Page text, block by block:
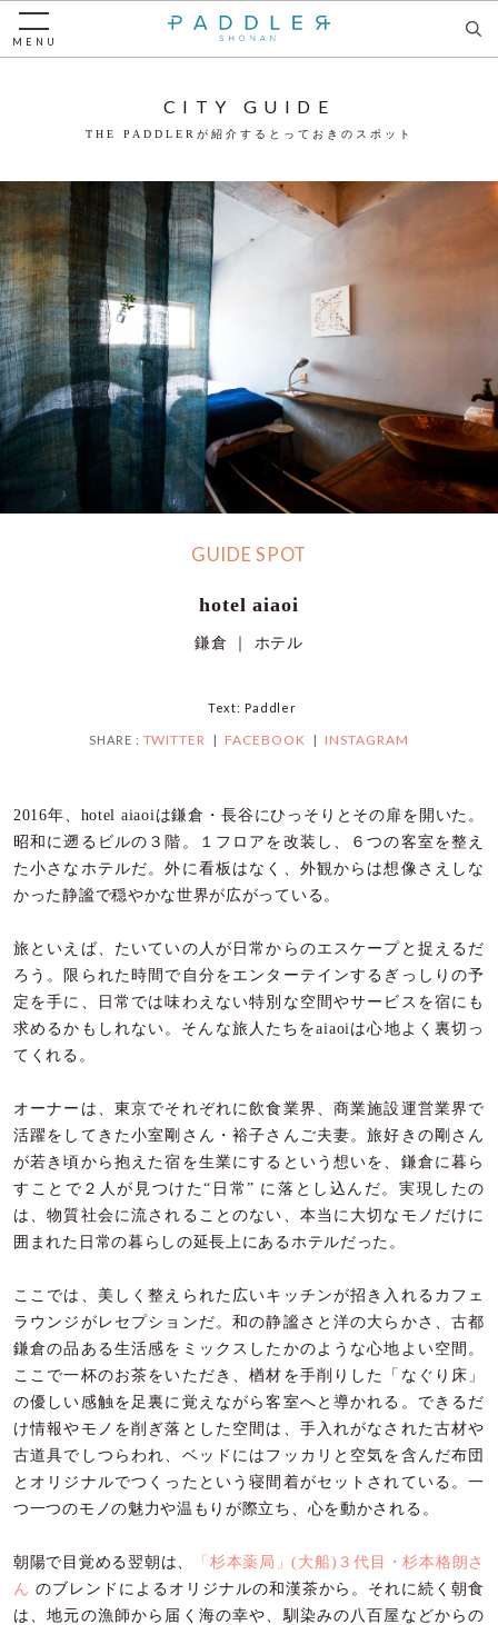
MENU
CITY GUIDE
THE PADDLERが紹介するとっておきのスポット
GUIDE SPOT
hotel aiaoi
鎌倉 ｜ ホテル
Text: Paddler
SHARE : TWITTER FACEBOOK INSTAGRAM
2016年、hotel aiaoiは鎌倉・長谷にひっそりとその扉を開いた。
昭和に遡るビルの３階。１フロアを改装し、６つの客室を整え
た小さなホテルだ。外に看板はなく、外観からは想像さえしな
かった静謐で穏やかな世界が広がっている。
旅といえば、たいていの人が日常からのエスケープと捉えるだ
ろう。限られた時間で自分をエンターテインするぎっしりの予
定を手に、日常では味わえない特別な空間やサービスを宿にも
求めるかもしれない。そんな旅人たちをaiaoiは心地よく裏切っ
てくれる。
オーナーは、東京でそれぞれに飲食業界、商業施設運営業界で
活躍をしてきた小室剛さん・裕子さんご夫妻。旅好きの剛さん
が若き頃から抱えた宿を生業にするという想いを、鎌倉に暮ら
すことで２人が見つけた“日常” に落とし込んだ。実現したの
は、物質社会に流されることのない、本当に大切なモノだけに
囲まれた日常の暮らしの延長上にあるホテルだった。
ここでは、美しく整えられた広いキッチンが招き入れるカフェ
ラウンジがレセプションだ。和の静謐さと洋の大らかさ、古都
鎌倉の品ある生活感をミックスしたかのような心地よい空間。
ここで一杯のお茶をいただき、楢材を手削りした「なぐり床」
の優しい感触を足裏に覚えながら客室へと導かれる。できるだ
け情報やモノを削ぎ落とした空間は、手入れがなされた古材や
古道具でしつらわれ、ベッドにはフッカリと空気を含んだ布団
とオリジナルでつくったという寝間着がセットされている。一
つ一つのモノの魅力や温もりが際立ち、心を動かされる。
朝陽で目覚める翌朝は、
「杉本薬局」(大船)３代目・杉本格朗さ
ん のブレンドによるオリジナルの和漢茶から。それに続く朝食
は、地元の漁師から届く海の幸や、馴染みの八百屋などからの